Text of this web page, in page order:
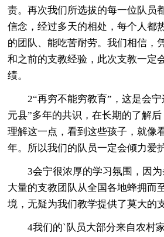
责。再次我们所选拔的每一位队员
信念，经过多天的相处，每个人都
的团队、能吃苦耐劳。我们相信，
和之前的支教经验，此次支教一定
绩。
2“再穷不能穷教育”，这是会宁
元县”多年的共识，在长期的了解
理解这一点，看到这些孩子，就像
年。所以我们的队员一定会倾力爱
3会宁很浓厚的学习氛围，因为
大量的支教团队从全国各地蜂拥而
境，无疑为我们教学提供了莫大的
4我们的`队员大部分来自农村